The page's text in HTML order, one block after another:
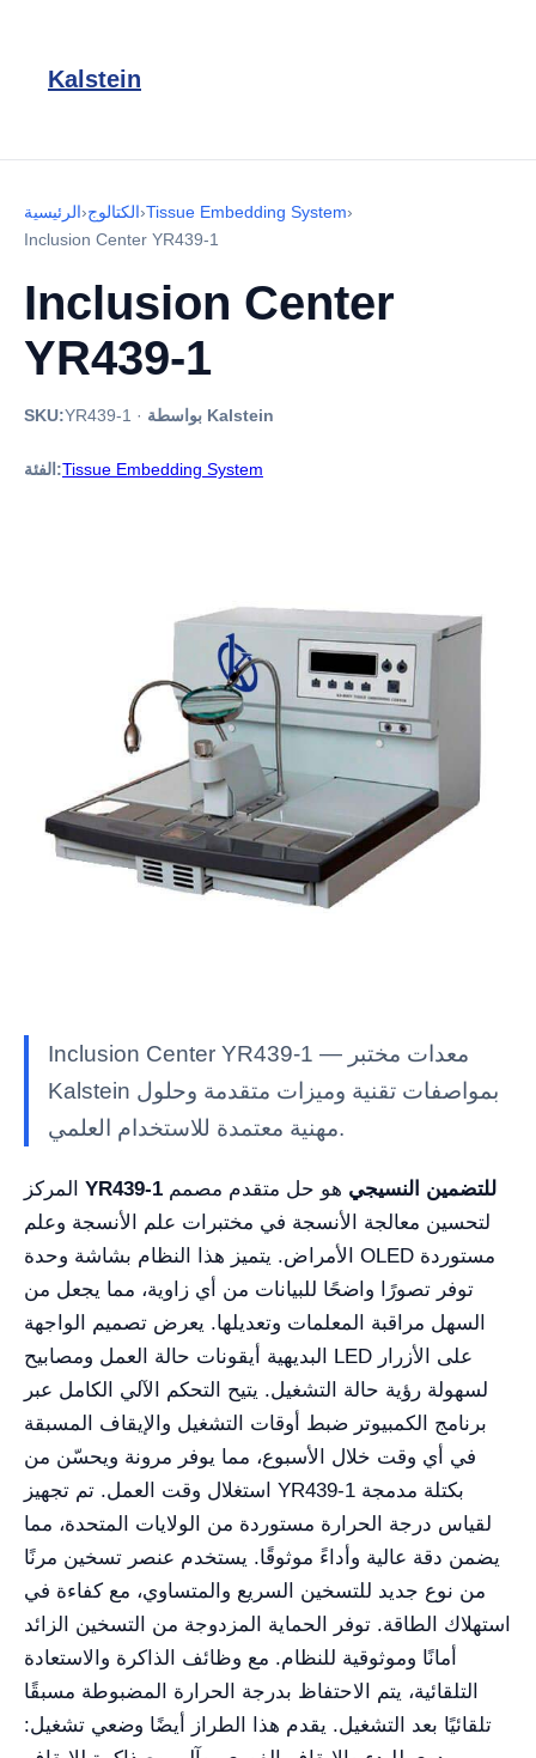
Kalstein
الرئيسية›الكتالوج›Tissue Embedding System›
Inclusion Center YR439-1
Inclusion Center
YR439-1
SKU:YR439-1 · بواسطة Kalstein
الفئة:Tissue Embedding System
Inclusion Center YR439-1 — معدات مختبر
Kalstein بمواصفات تقنية وميزات متقدمة وحلول
مهنية معتمدة للاستخدام العلمي.
YR439-1 للتضمين النسيجي هو حل متقدم مصمم
لتحسين معالجة الأنسجة في مختبرات علم الأنسجة وعلم
الأمراض. يتميز هذا النظام بشاشة وحدة OLED مستوردة
توفر تصورًا واضحًا للبيانات من أي زاوية، مما يجعل من
السهل مراقبة المعلمات وتعديلها. يعرض تصميم الواجهة
البديهية أيقونات حالة العمل ومصابيح LED على الأزرار
لسهولة رؤية حالة التشغيل. يتيح التحكم الآلي الكامل عبر
برنامج الكمبيوتر ضبط أوقات التشغيل والإيقاف المسبقة
في أي وقت خلال الأسبوع، مما يوفر مرونة ويحسّن من
استغلال وقت العمل. تم تجهيز YR439-1 بكتلة مدمجة
لقياس درجة الحرارة مستوردة من الولايات المتحدة، مما
يضمن دقة عالية وأداءً موثوقًا. يستخدم عنصر تسخين مرنًا
من نوع جديد للتسخين السريع والمتساوي، مع كفاءة في
استهلاك الطاقة. توفر الحماية المزدوجة من التسخين الزائد
أمانًا وموثوقية للنظام. مع وظائف الذاكرة والاستعادة
التلقائية، يتم الاحتفاظ بدرجة الحرارة المضبوطة مسبقًا
تلقائيًا بعد التشغيل. يقدم هذا الطراز أيضًا وضعي تشغيل: